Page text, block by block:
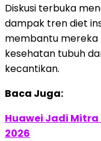
Diskusi terbuka
dampak tren diet
membantu
kesehatan tubuh
kecantikan.
Baca Juga:
Huawei Jadi Mitra
2026